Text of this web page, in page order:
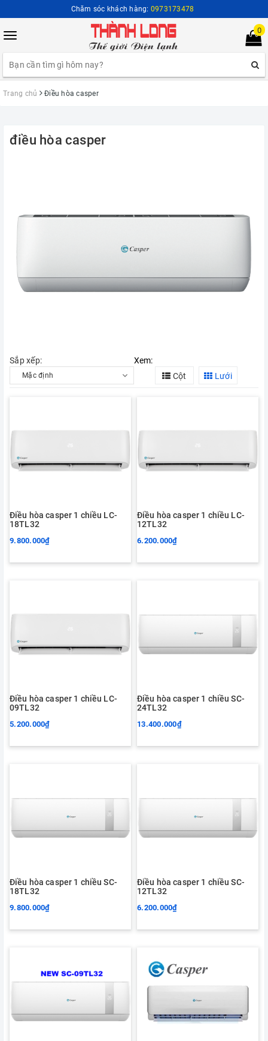
Chăm sóc khách hàng: 0973173478
Toggle
0
Trang chủ Điều hòa casper
điều hòa casper
Sắp xếp:
Xem:
Cột
Lưới
Điều hòa casper 1 chiều LC-
18TL32
9.800.000₫
Điều hòa casper 1 chiều LC-
12TL32
6.200.000₫
Điều hòa casper 1 chiều LC-
09TL32
5.200.000₫
Điều hòa casper 1 chiều SC-
24TL32
13.400.000₫
Điều hòa casper 1 chiều SC-
18TL32
9.800.000₫
Điều hòa casper 1 chiều SC-
12TL32
6.200.000₫